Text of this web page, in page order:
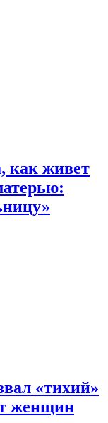
как живет
«тихий»
женщин